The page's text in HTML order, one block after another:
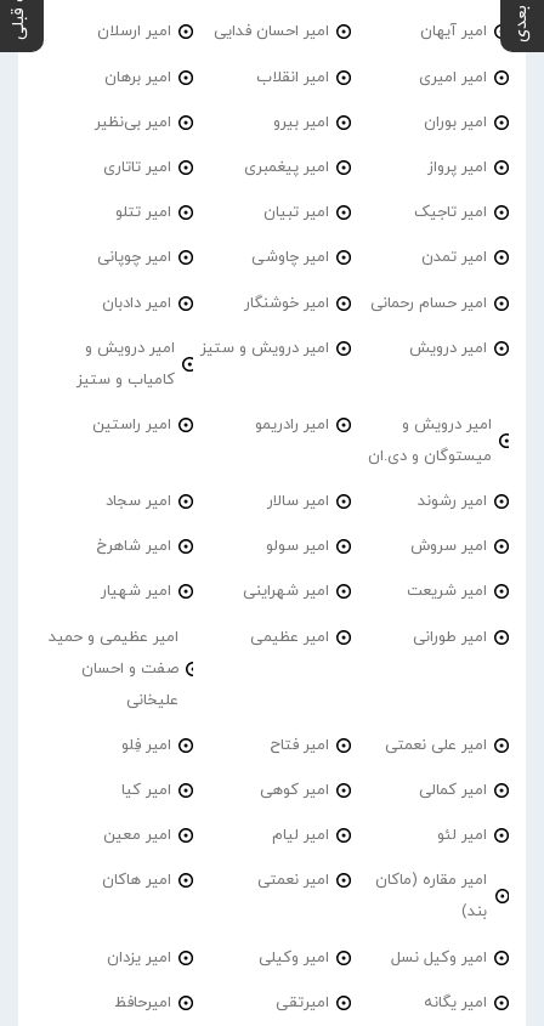
امیر آیهان امیر احسان فدایی امیر ارسلان
امیر امیری امیر انقلاب امیر برهان
امیر‌ بوران امیر بیرو امیر بی‌نظیر
امیر پرواز امیر پیغمبری امیر تاتاری
امیر تاجیک امیر تبیان امیر تتلو
امیر تمدن امیر چاوشی امیر چوپانی
امیر حسام رحمانی امیر خوشنگار امیر دادبان
امیر درویش امیر درویش و ستیز
امیر درویش و
کامیاب و ستیز
امیر درویش و
میستوگان و دی.ان
امیر رادریمو امیر راستین
امیر رشوند امیر سالار امیر سجاد
امیر سروش امیر سولو امیر شاهرخ
امیر شریعت امیر شهراینی امیر شهیار
امیر طورانی امیر عظیمی
امیر عظیمی و حمید
صفت و احسان
علیخانی
امیر علی نعمتی امیر فتاح امیر فِلو
امیر کمالی امیر کوهی امیر کیا
امیر لئو امیر لیام امیر معین
امیر مقاره (ماکان
بند)
امیر نعمتی امیر هاکان
امیر وکیل نسل امیر وکیلی امیر یزدان
امیر یگانه امیرتقی امیرحافظ